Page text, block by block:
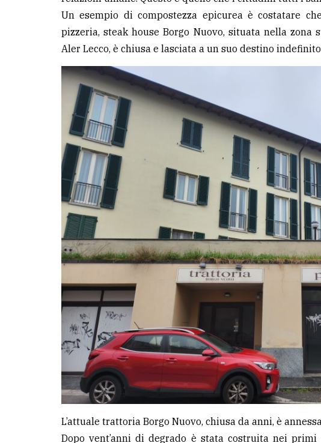
Un esempio di compostezza epicurea è costatare
pizzeria, steak house Borgo Nuovo, situata nella
Aler Lecco, è chiusa e lasciata a un suo destino
L’attuale trattoria Borgo Nuovo, chiusa da anni, è
Dopo vent’anni di degrado è stata costruita nei